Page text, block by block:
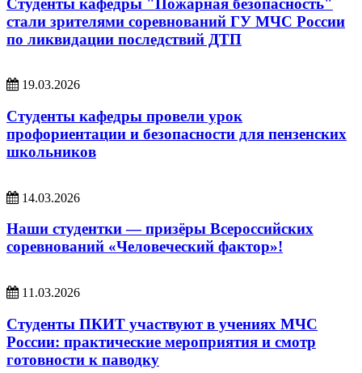
стали зрителями соревнований ГУ МЧС России
по ликвидации последствий ДТП
19.03.2026
Студенты кафедры провели урок
профориентации и безопасности для пензенских
школьников
14.03.2026
Наши студентки — призёры Всероссийских
соревнований «Человеческий фактор»!
11.03.2026
Студенты ПКИТ участвуют в учениях МЧС
России: практические мероприятия и смотр
готовности к паводку